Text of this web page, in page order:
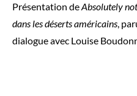
Présentation deAbsolutely
dans les déserts américains,
dialogue avec Louise